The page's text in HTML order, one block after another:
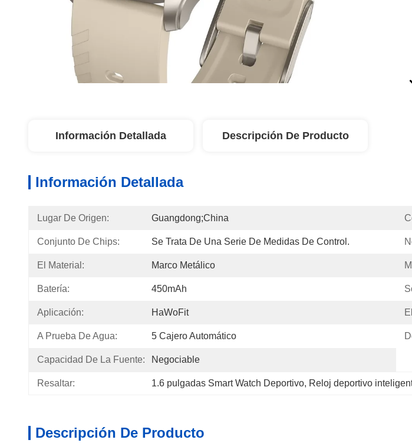
Información Detallada Descripción De Producto
Información Detallada
Lugar De Origen: Guangdong;China
Conjunto De Chips: Se Trata De Una Serie De Medidas De Control.
El Material: Marco Metálico
Batería: 450mAh
Aplicación: HaWoFit
A Prueba De Agua: 5 Cajero Automático
Capacidad De La Fuente: Negociable
Resaltar: 1.6 pulgadas Smart Watch Deportivo, Reloj deportivo
Descripción De Producto